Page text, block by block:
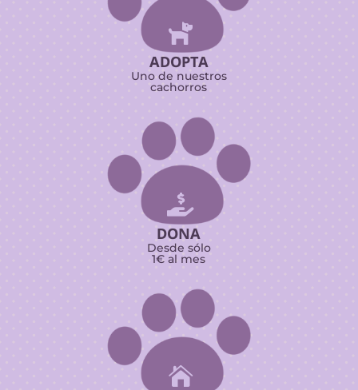

ADOPTA
Uno de nuestros
cachorros

DONA
Desde sólo
1€ al mes
